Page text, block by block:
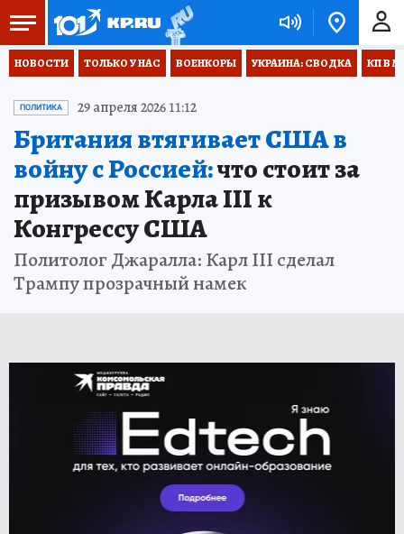
НОВОСТИ ТОЛЬКО У НАС ВОЕНКОРЫ УКРАИНА: СВОДКА КП В
ПОЛИТИКА 29 апреля 2026 11:12
Британия втягивает США в
войну с Россией:что стоит за
призывом Карла III к
Конгрессу США
Политолог Джаралла: Карл III сделал
Трампу прозрачный намек